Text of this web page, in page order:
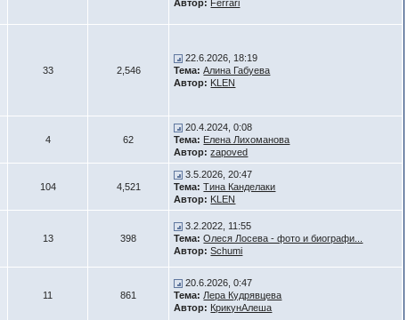
Автор: Ferrari
33 2,546
22.6.2026, 18:19
Тема: Алина Габуева
Автор: KLEN
4 62
20.4.2024, 0:08
Тема: Елена Лихоманова
Автор: zapoved
104 4,521
3.5.2026, 20:47
Тема: Тина Канделаки
Автор: KLEN
13 398
3.2.2022, 11:55
Тема: Олеся Лосева - фото и биографи...
Автор: Schumi
11 861
20.6.2026, 0:47
Тема: Лера Кудрявцева
Автор: КрикунАлеша